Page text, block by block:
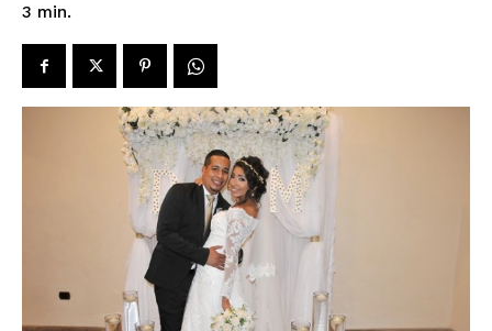
3 min.